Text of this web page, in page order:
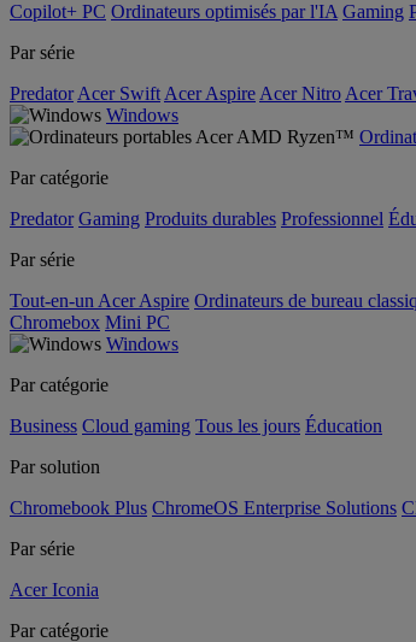
Copilot+ PC Ordinateurs optimisés par l'IA Gaming
Par série
Predator Acer Swift Acer Aspire Acer Nitro Acer
Windows
Par catégorie
Predator Gaming Produits durables Professionnel
Par série
Tout-en-un Acer Aspire Ordinateurs de bureau
Chromebox Mini PC
Windows
Par catégorie
Business Cloud gaming Tous les jours Éducation
Par solution
Chromebook Plus ChromeOS Enterprise Solutions
Par série
Acer Iconia
Par catégorie